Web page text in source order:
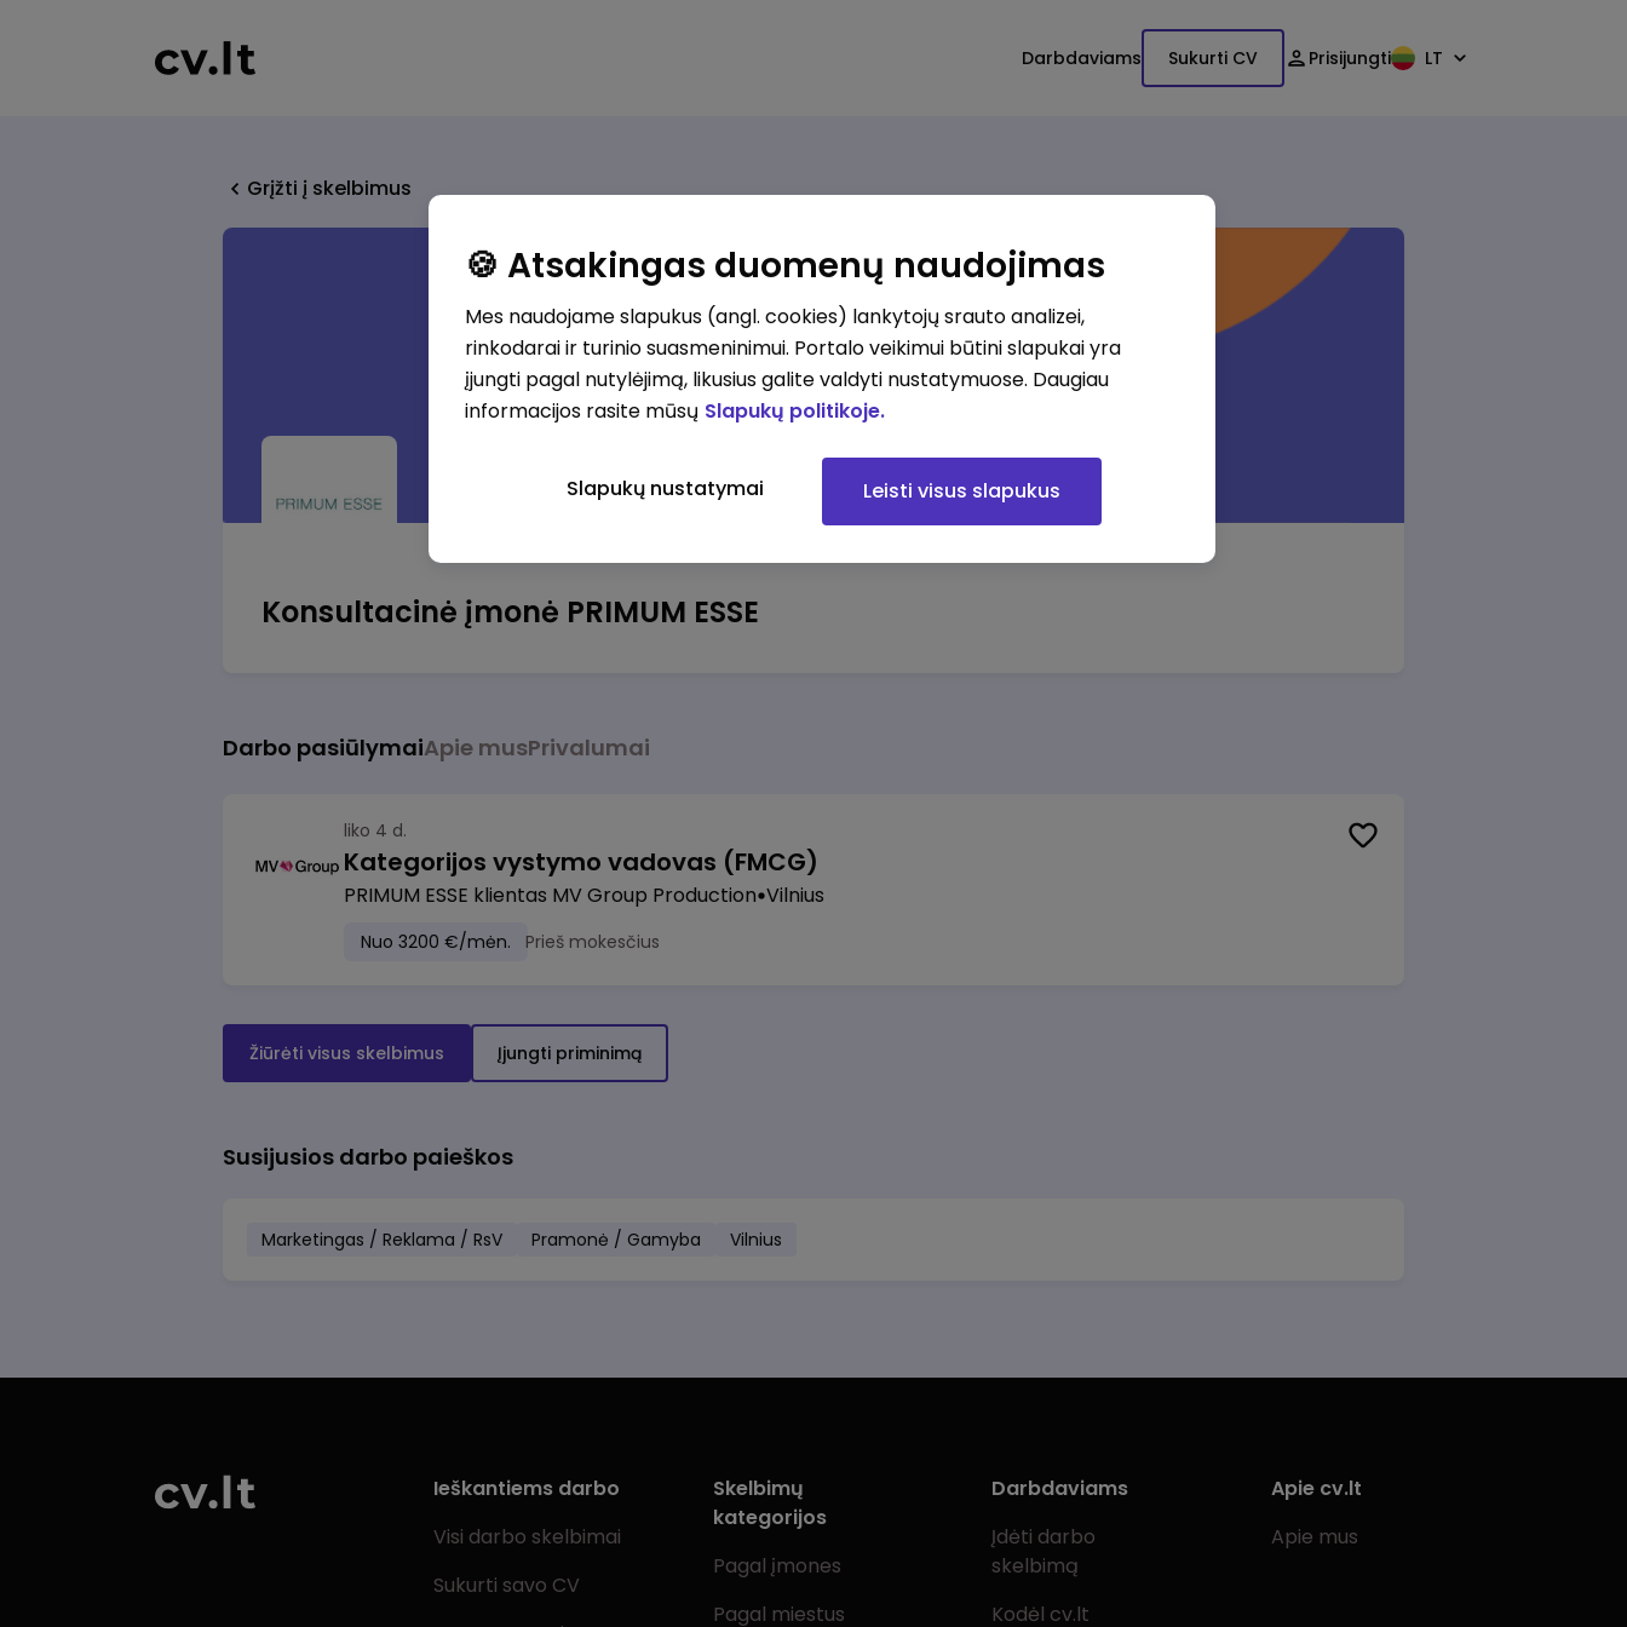
Darbdaviams Sukurti CV Prisijungti LT
Grįžti į skelbimus
Konsultacinė įmonė PRIMUM ESSE
Darbo pasiūlymaiApie musPrivalumai
liko 4 d.
Kategorijos vystymo vadovas (FMCG)
PRIMUM ESSE klientas MV Group Production Vilnius
Nuo 3200 €/mėn. Prieš mokesčius
Žiūrėti visus skelbimus Įjungti priminimą
Susijusios darbo paieškos
Marketingas / Reklama / RsV Pramonė / Gamyba Vilnius
Ieškantiems darbo
Visi darbo skelbimai
Sukurti savo CV
Skelbimų
kategorijos
Pagal įmones
Pagal miestus
Darbdaviams
Įdėti darbo
skelbimą
Kodėl cv.lt
Apie cv.lt
Apie mus
🍪 Atsakingas duomenų naudojimas
Mes naudojame slapukus (angl. cookies) lankytojų srauto analizei,
rinkodarai ir turinio suasmeninimui. Portalo veikimui būtini slapukai yra
įjungti pagal nutylėjimą, likusius galite valdyti nustatymuose. Daugiau
informacijos rasite mūsų Slapukų politikoje.
Slapukų nustatymai Leisti visus slapukus